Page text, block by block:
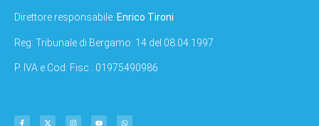
Direttore responsabile: Enrico Tironi
Reg: Tribunale di Bergamo: 14 del 08.04.1997
P. IVA e Cod. Fisc.: 01975490986